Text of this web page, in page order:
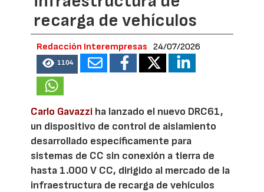
recarga de vehículos
Redacción Interempresas 24/07/2026
1104
Carlo Gavazzi ha lanzado el nuevo DRC61,
un dispositivo de control de aislamiento
desarrollado específicamente para
sistemas de CC sin conexión a tierra de
hasta 1.000 V CC, dirigido al mercado de la
infraestructura de recarga de vehículos